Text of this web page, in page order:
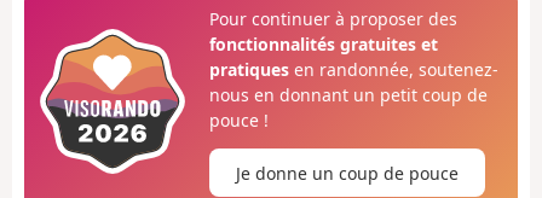
Pour continuer à proposer des
fonctionnalités gratuites et
pratiquesen randonnée, soutenez-
nous en donnant un petit coup de
pouce !
Je donne un coup de pouce